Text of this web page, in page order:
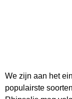
We zijn aan het
populairste